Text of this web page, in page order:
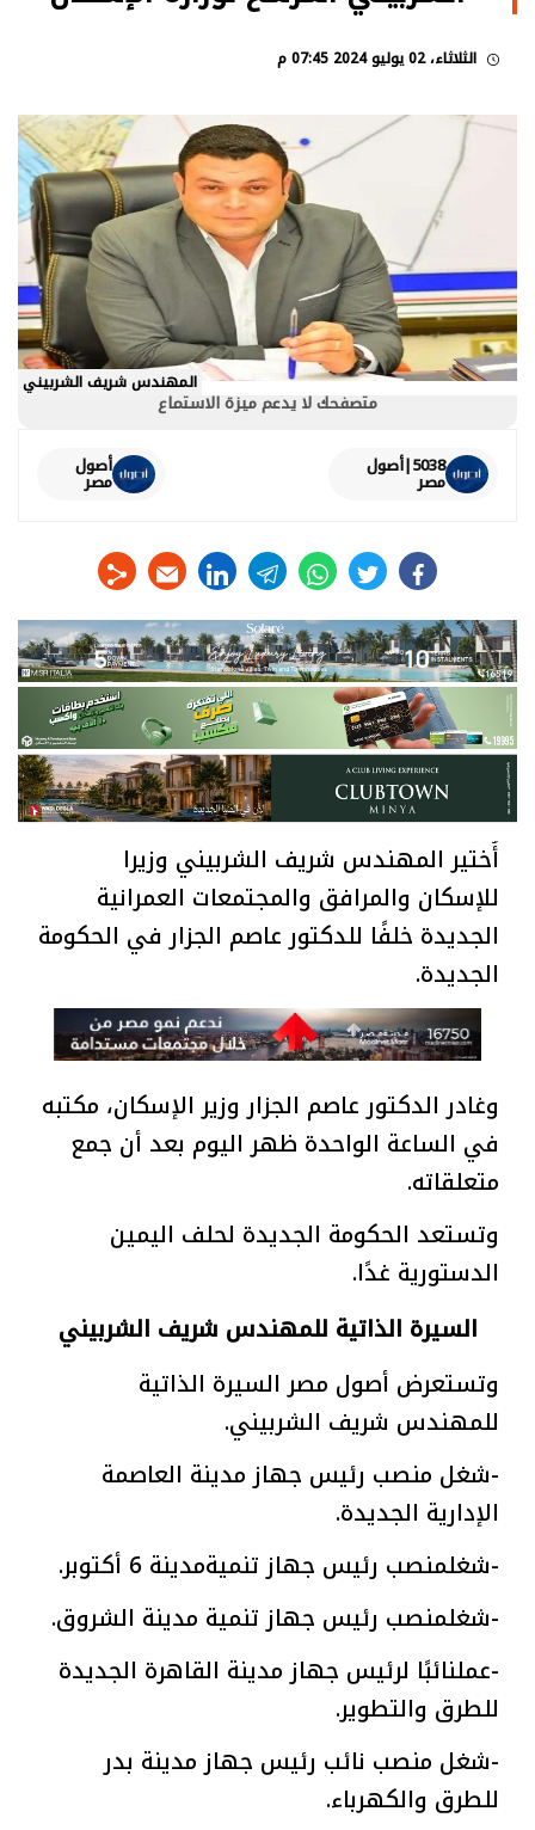
الثلاثاء، 02 يوليو 2024 07:45 م
المهندس شريف الشربيني
متصفحك لا يدعم ميزة الاستماع
5038|أصول
مصر
أصول
مصر
facebook
twitter
whats
telegram
linkedin
أُختير المهندس شريف الشربيني وزيرا
للإسكان والمرافق والمجتمعات العمرانية
الجديدة خلفًا للدكتور عاصم الجزار في الحكومة
الجديدة.
وغادر الدكتور عاصم الجزار وزير الإسكان، مكتبه
في الساعة الواحدة ظهر اليوم بعد أن جمع
متعلقاته.
وتستعد الحكومة الجديدة لحلف اليمين
الدستورية غدًا.
السيرة الذاتية للمهندس شريف الشربيني
وتستعرض أصول مصر السيرة الذاتية
للمهندس شريف الشربيني.
-شغل منصب رئيس جهاز مدينة العاصمة
الإدارية الجديدة.
-شغلمنصب رئيس جهاز تنميةمدينة 6 أكتوبر.
-شغلمنصب رئيس جهاز تنمية مدينة الشروق.
-عملنائبًا لرئيس جهاز مدينة القاهرة الجديدة
للطرق والتطوير.
-شغل منصب نائب رئيس جهاز مدينة بدر
للطرق والكهرباء.